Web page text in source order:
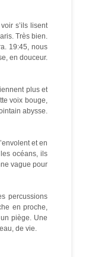
s’ils lisent
Très bien.
19:45, nous
en douceur.
plus et
voix bouge,
abysse.
et en
océans, ils
vague pour
percussions
en proche,
piège. Une
de vie.